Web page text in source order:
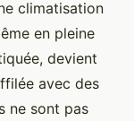
climatisation
en pleine
devient
avec des
ne sont pas